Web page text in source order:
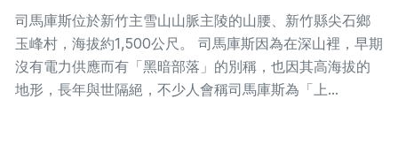
司馬庫斯位於新竹主雪山山脈主陵的山腰、新竹縣尖石鄉
玉峰村，海拔約1,500公尺。 司馬庫斯因為在深山裡，早期
沒有電力供應而有「黑暗部落」的別稱，也因其高海拔的
地形，長年與世隔絕，不少人會稱司馬庫斯為「上...